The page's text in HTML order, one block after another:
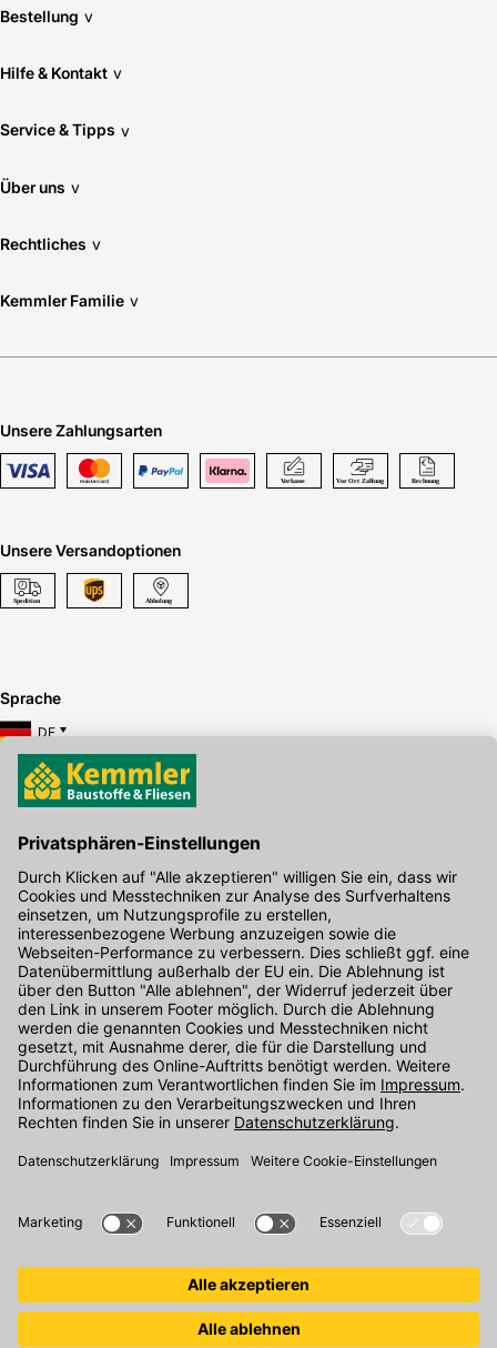
Bestellung v
Hilfe & Kontakt v
Service & Tipps v
Über uns v
Rechtliches v
Kemmler Familie v
Unsere Zahlungsarten
Unsere Versandoptionen
Sprache
DE
Hier gibt's die kostenlose App
Kontakt
Unser Onlineshop Team ist montags bis freitags von 08:00 - 17:00
Uhr unter der Telefonnummer07071 / 151-151für Sie erreichbar.
Alternativ können Sie unser Kontaktformular nutzen.
Den Kontakt direkt in unsere Niederlassungen finden Sie